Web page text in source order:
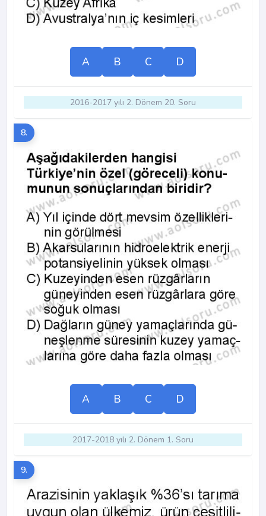
A B C D
2016-2017 yılı 2. Dönem 20. Soru
8.
A B C D
2017-2018 yılı 2. Dönem 1. Soru
9.